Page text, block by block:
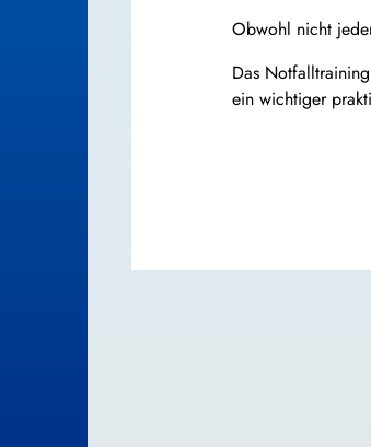
Obwohl nicht
Das
ein wichtiger